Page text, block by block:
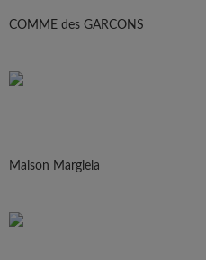
COMME des GARCONS
Maison Margiela